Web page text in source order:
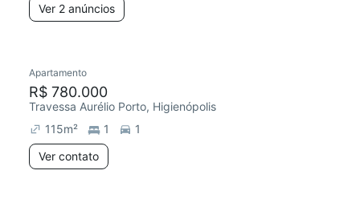
Ver 2 anúncios
Apartamento
R$ 780.000
Travessa Aurélio Porto, Higienópolis
115m² 1
1
Ver contato